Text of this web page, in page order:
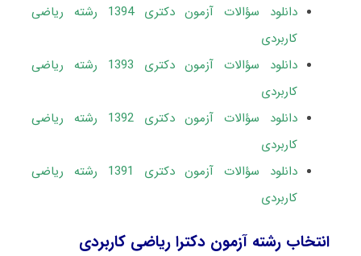
دانلود سؤالات آزمون دکتری 1394 رشته ریاضی
کاربردی
دانلود سؤالات آزمون دکتری 1393 رشته ریاضی
کاربردی
دانلود سؤالات آزمون دکتری 1392 رشته ریاضی
کاربردی
دانلود سؤالات آزمون دکتری 1391 رشته ریاضی
کاربردی
انتخاب رشته آزمون دکترا ریاضی کاربردی